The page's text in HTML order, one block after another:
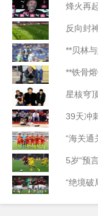
烽火再起：
反向封
**贝林与姆
**铁骨
星核穹
39天冲
“海关通关速率作
5岁“预
“绝境破局